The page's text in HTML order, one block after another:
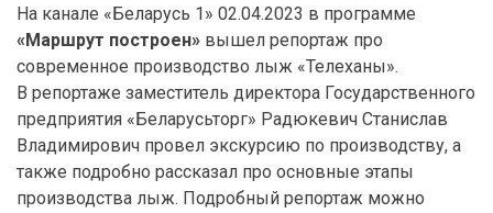
На канале «Беларусь 1» 02.04.2023 в программе
«Маршрут построен» вышел репортаж про
современное производство лыж «Телеханы».
В репортаже заместитель директора Государственного
предприятия «Беларусьторг» Радюкевич Станислав
Владимирович провел экскурсию по производству, а
также подробно рассказал про основные этапы
производства лыж. Подробный репортаж можно